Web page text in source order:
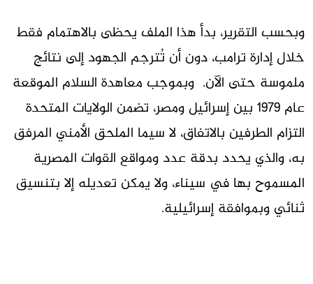
وبحسب التقرير، بدأ هذا الملف يحظى بالاهتمام فقط
خلال إدارة ترامب، دون أن تُترجم الجهود إلى نتائج
ملموسة حتى الآن. وبموجب معاهدة السلام الموقعة
عام 1979 بين إسرائيل ومصر، تضمن الولايات المتحدة
التزام الطرفين بالاتفاق، لا سيما الملحق الأمني المرفق
به، والذي يحدد بدقة عدد ومواقع القوات المصرية
المسموح بها في سيناء، ولا يمكن تعديله إلا بتنسيق
ثنائي وبموافقة إسرائيلية.